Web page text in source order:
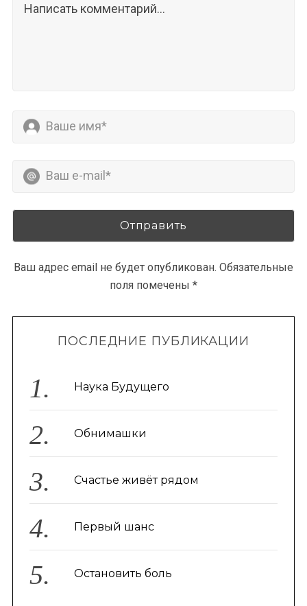
Ваш адрес email не будет опубликован. Обязательные
поля помечены *
ПОСЛЕДНИЕ ПУБЛИКАЦИИ
Наука Будущего
Обнимашки
Счастье живёт рядом
Первый шанс
Остановить боль